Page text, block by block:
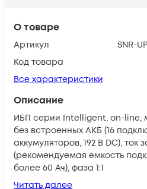
О товаре
Артикул
SNR-
Код товара
Все характеристики
Описание
ИБП серии Intelligent, on-line,
без встроенных АКБ (16
аккумуляторов, 192 В DC), ток
(рекомендуемая емкость
более 60 Ач), фаза 1:1
Читать далее